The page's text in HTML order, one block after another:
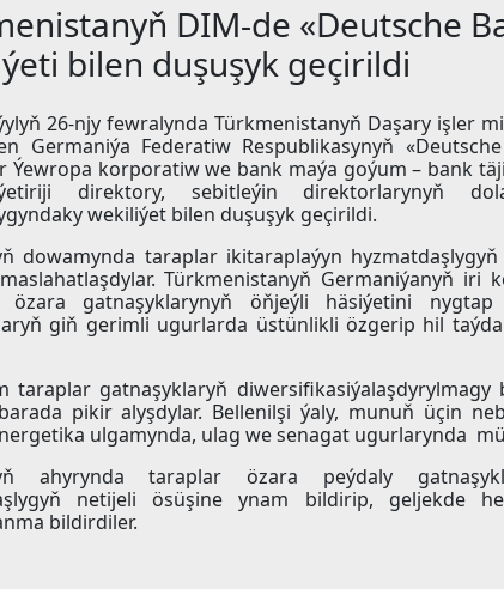
DIM-de «Deutsche
bilen duşuşyk geçirildi
26-njy fewralynda Türkmenistanyň Daşary işler
Germaniýa Federatiw Respublikasynyň
Ýewropa korporatiw we bank maýa goýum – bank
direktory, sebitleýin direktorlarynyň
wekiliýet bilen duşuşyk geçirildi.
dowamynda taraplar ikitaraplaýyn
Türkmenistanyň Germaniýanyň iri
özara gatnaşyklarynyň öňjeýli häsiýetini
giň gerimli ugurlarda üstünlikli özgerip hil
taraplar gatnaşyklaryň
pikir alyşdylar. Bellenilşi ýaly, munuň üçin
ulgamynda, ulag we senagat ugurlarynda
ahyrynda taraplar özara peýdaly
netijeli ösüşine ynam bildirip, geljekde
bildirdiler.